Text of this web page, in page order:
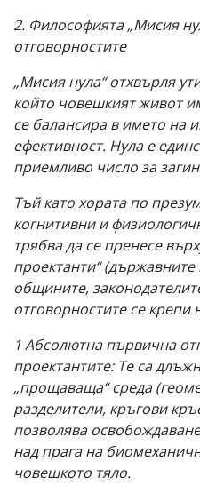
2. Философията „Мисия
отговорностите
„Мисия нула“ отхвърля
който човешкият живот
се балансира в името на
ефективност. Нула е
приемливо число за
Тъй като хората по
когнитивни и
трябва да се пренесе
проектанти“
общините,
отговорностите се крепи
1 Абсолютна първична
проектантите: Те са
„прощаваща“ среда
разделители, кръгови
позволява
над прага на
човешкото тяло.